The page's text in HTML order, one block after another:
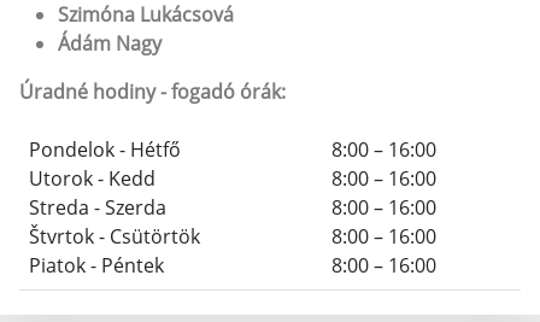
Szimóna Lukácsová
Ádám Nagy
Úradné hodiny - fogadó órák:
Pondelok - Hétfő
Utorok - Kedd
Streda - Szerda
Štvrtok - Csütörtök
Piatok - Péntek
8:00 – 16:00
8:00 – 16:00
8:00 – 16:00
8:00 – 16:00
8:00 – 16:00